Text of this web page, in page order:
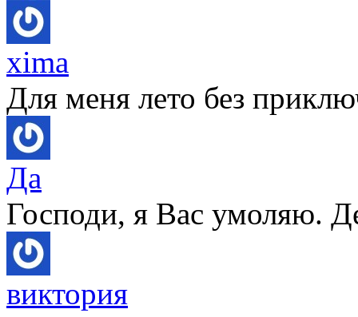
xima
Для меня лето без
Да
Господи, я Вас умоляю.
виктория